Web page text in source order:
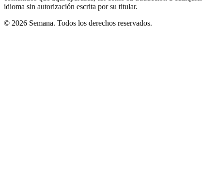
idioma sin autorización escrita por su titular.
© 2026 Semana. Todos los derechos reservados.